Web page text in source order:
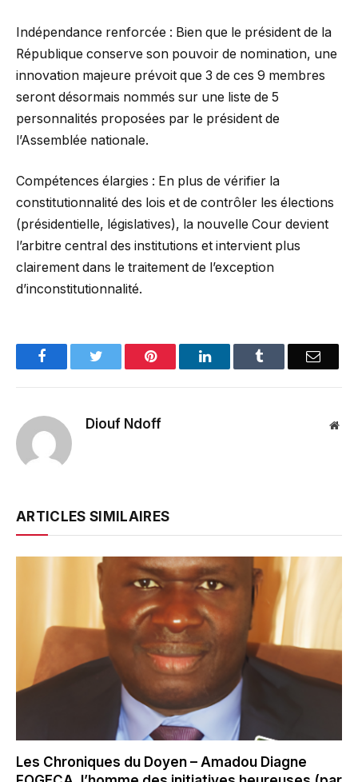
Indépendance renforcée : Bien que le président de la
République conserve son pouvoir de nomination, une
innovation majeure prévoit que 3 de ces 9 membres
seront désormais nommés sur une liste de 5
personnalités proposées par le président de
l’Assemblée nationale.
Compétences élargies : En plus de vérifier la
constitutionnalité des lois et de contrôler les élections
(présidentielle, législatives), la nouvelle Cour devient
l’arbitre central des institutions et intervient plus
clairement dans le traitement de l’exception
d’inconstitutionnalité.
FacebookTwitter Pinterest LinkedInTumblr Email
Diouf Ndoff
ARTICLES SIMILAIRES
Les Chroniques du Doyen – Amadou Diagne